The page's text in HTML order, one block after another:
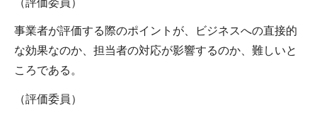
事業者が評価する際のポイントが、ビジネスへの直接的
な効果なのか、担当者の対応が影響するのか、難しいと
ころである。
（評価委員）